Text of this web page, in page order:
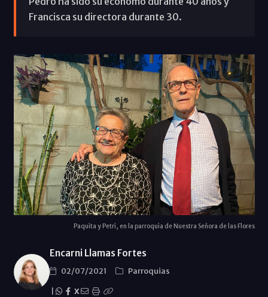
Francisca su directora durante 30.
Paquita y Petri, en la parroquia de Nuestra Señora de las Flores
Encarni Llamas Fortes
02/07/2021
Parroquias
X